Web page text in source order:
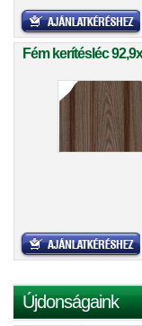
Fém kerítésléc
Újdonságaink